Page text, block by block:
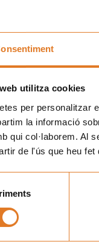
utilitza cookies
per personalitzar
la informació
qui col·laborem. Al
de l'ús que heu
todo se
o que pasan por
solos y la
sido siempre una
situación del niño no
de
de los Comediants.
y de
Teatro Gaudí de
donde una de